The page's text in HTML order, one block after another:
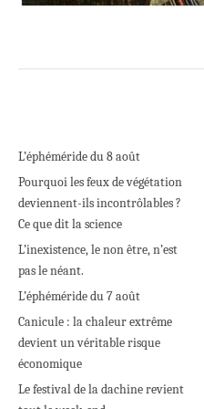
L’éphéméride du 8 août
Pourquoi les feux de végétation
deviennent-ils incontrôlables ?
Ce que dit la science
L’inexistence, le non être, n’est
pas le néant.
L’éphéméride du 7 août
Canicule : la chaleur extrême
devient un véritable risque
économique
Le festival de la dachine revient